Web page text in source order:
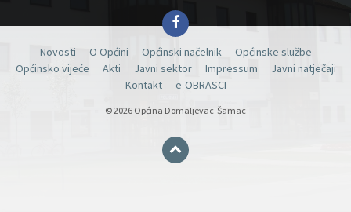
Facebook
Novosti O Općini Općinski načelnik
Općinske službe
Općinsko vijeće
Akti Javni sektor Impressum
Javni natječaji
Kontakt
e-OBRASCI
© 2026 Općina Domaljevac-Šamac